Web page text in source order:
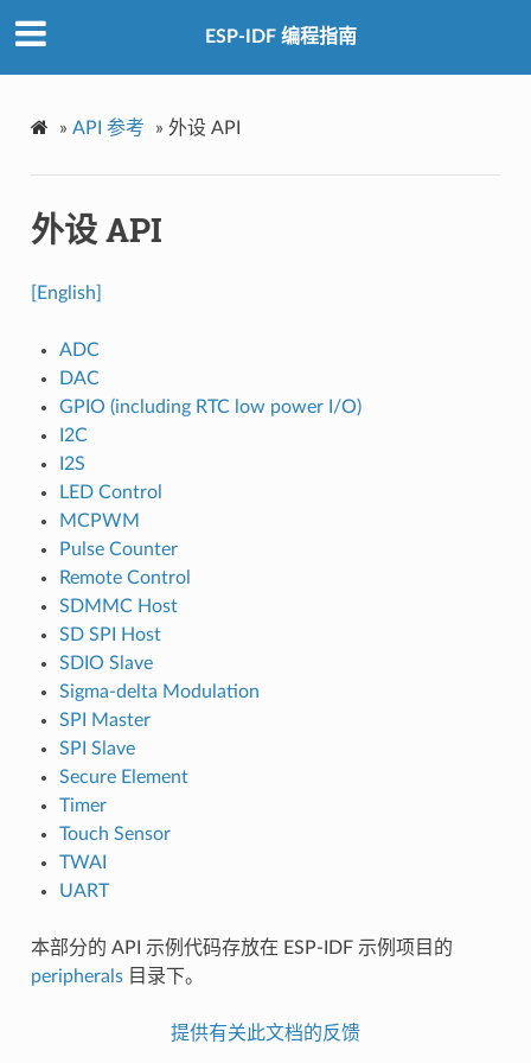
ESP-IDF 编程指南
» API 参考 » 外设 API
外设 API
[English]
ADC
DAC
GPIO (including RTC low power I/O)
I2C
I2S
LED Control
MCPWM
Pulse Counter
Remote Control
SDMMC Host
SD SPI Host
SDIO Slave
Sigma-delta Modulation
SPI Master
SPI Slave
Secure Element
Timer
Touch Sensor
TWAI
UART
本部分的 API 示例代码存放在 ESP-IDF 示例项目的
peripherals目录下。
提供有关此文档的反馈